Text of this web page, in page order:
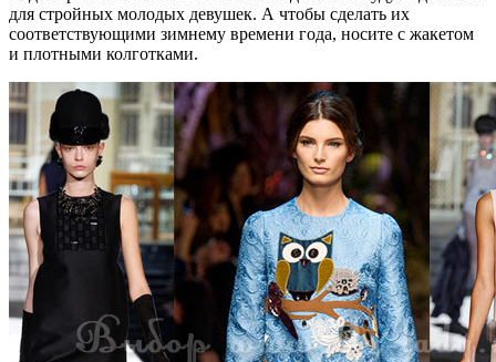
для стройных молодых девушек. А чтобы сделать их
соответствующими зимнему времени года, носите с жакетом
и плотными колготками.